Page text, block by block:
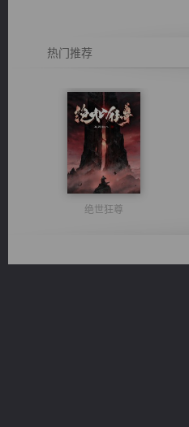
热门推荐
绝世狂尊